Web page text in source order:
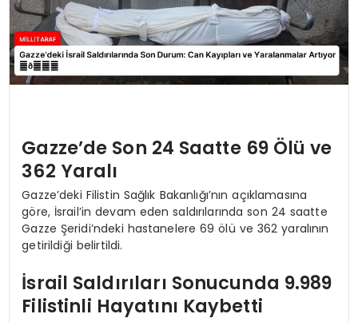
Gazze’de Son 24 Saatte 69 Ölü ve
362 Yaralı
Gazze’deki Filistin Sağlık Bakanlığı’nın açıklamasına
göre, İsrail’in devam eden saldırılarında son 24 saatte
Gazze Şeridi’ndeki hastanelere 69 ölü ve 362 yaralının
getirildiği belirtildi.
İsrail Saldırıları Sonucunda 9.989
Filistinli Hayatını Kaybetti